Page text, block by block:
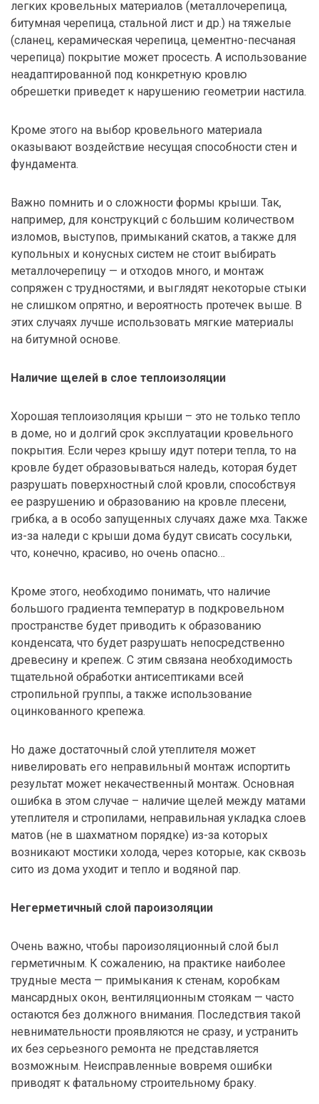
легких кровельных материалов (металлочерепица,
битумная черепица, стальной лист и др.) на тяжелые
(сланец, керамическая черепица, цементно-песчаная
черепица) покрытие может просесть. А использование
неадаптированной под конкретную кровлю
обрешетки приведет к нарушению геометрии настила.
Кроме этого на выбор кровельного материала
оказывают воздействие несущая способности стен и
фундамента.
Важно помнить и о сложности формы крыши. Так,
например, для конструкций с большим количеством
изломов, выступов, примыканий скатов, а также для
купольных и конусных систем не стоит выбирать
металлочерепицу — и отходов много, и монтаж
сопряжен с трудностями, и выглядят некоторые стыки
не слишком опрятно, и вероятность протечек выше. В
этих случаях лучше использовать мягкие материалы
на битумной основе.
Наличие щелей в слое теплоизоляции
Хорошая теплоизоляция крыши – это не только тепло
в доме, но и долгий срок эксплуатации кровельного
покрытия. Если через крышу идут потери тепла, то на
кровле будет образовываться наледь, которая будет
разрушать поверхностный слой кровли, способствуя
ее разрушению и образованию на кровле плесени,
грибка, а в особо запущенных случаях даже мха. Также
из-за наледи с крыши дома будут свисать сосульки,
что, конечно, красиво, но очень опасно…
Кроме этого, необходимо понимать, что наличие
большого градиента температур в подкровельном
пространстве будет приводить к образованию
конденсата, что будет разрушать непосредственно
древесину и крепеж. С этим связана необходимость
тщательной обработки антисептиками всей
стропильной группы, а также использование
оцинкованного крепежа.
Но даже достаточный слой утеплителя может
нивелировать его неправильный монтаж испортить
результат может некачественный монтаж. Основная
ошибка в этом случае – наличие щелей между матами
утеплителя и стропилами, неправильная укладка слоев
матов (не в шахматном порядке) из-за которых
возникают мостики холода, через которые, как сквозь
сито из дома уходит и тепло и водяной пар.
Негерметичный слой пароизоляции
Очень важно, чтобы пароизоляционный слой был
герметичным. К сожалению, на практике наиболее
трудные места — примыкания к стенам, коробкам
мансардных окон, вентиляционным стоякам — часто
остаются без должного внимания. Последствия такой
невнимательности проявляются не сразу, и устранить
их без серьезного ремонта не представляется
возможным. Неисправленные вовремя ошибки
приводят к фатальному строительному браку.